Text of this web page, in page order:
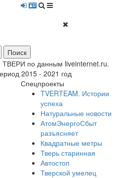
по данным liveinternet.ru.
2015 - 2021 год
Спецпроекты
TVERTEAM. Истории
успеха
Натуральные новости
АтомЭнергоСбыт
разъясняет
Квадратные метры
Тверь старинная
Автостоп
Тверской умелец